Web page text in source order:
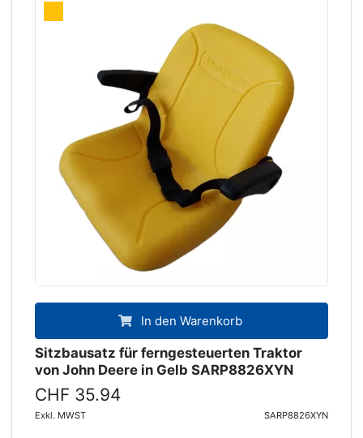
In den Warenkorb
Sitzbausatz für ferngesteuerten Traktor
von John Deere in Gelb SARP8826XYN
CHF 35.94
Exkl. MWST SARP8826XYN